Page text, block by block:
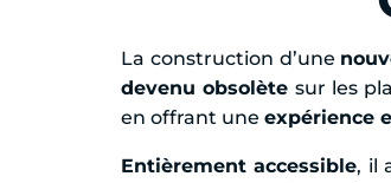
La construction d’une
devenu obsolète sur les
en offrant une expérience
Entièrement accessible, il